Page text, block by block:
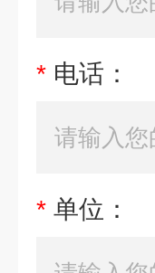
* 电话：
* 单位：